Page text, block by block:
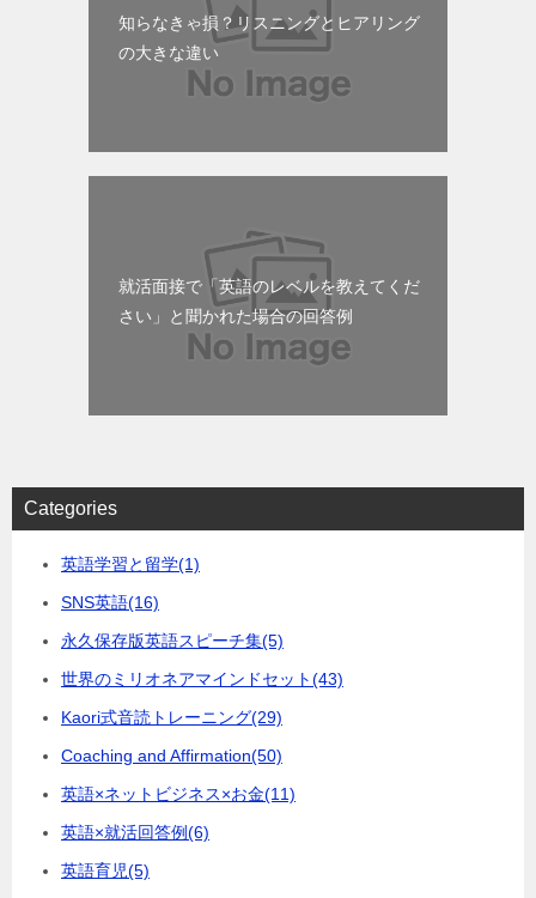
知らなきゃ損？リスニングとヒアリング
の大きな違い
就活面接で「英語のレベルを教えてくだ
さい」と聞かれた場合の回答例
Categories
英語学習と留学(1)
SNS英語(16)
永久保存版英語スピーチ集(5)
世界のミリオネアマインドセット(43)
Kaori式音読トレーニング(29)
Coaching and Affirmation(50)
英語×ネットビジネス×お金(11)
英語×就活回答例(6)
英語育児(5)